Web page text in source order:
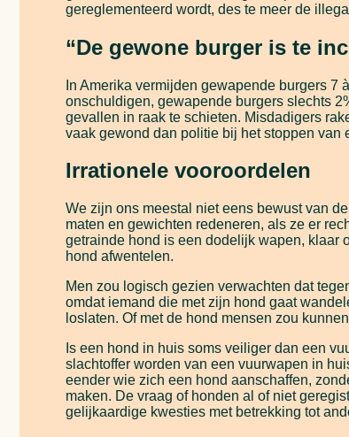
gereglementeerd wordt, des te meer de
“De gewone burger is te
In Amerika vermijden gewapende burgers
onschuldigen, gewapende burgers slechts
gevallen in raak te schieten. Misdadigers
vaak gewond dan politie bij het stoppen van
Irrationele vooroordelen
We zijn ons meestal niet eens bewust van
maten en gewichten redeneren, als ze er
getrainde hond is een dodelijk wapen, klaar
hond afwentelen.
Men zou logisch gezien verwachten dat
omdat iemand die met zijn hond gaat
loslaten. Of met de hond mensen zou
Is een hond in huis soms veiliger dan een
slachtoffer worden van een vuurwapen in
eender wie zich een hond aanschaffen,
maken. De vraag of honden al of niet
gelijkaardige kwesties met betrekking tot